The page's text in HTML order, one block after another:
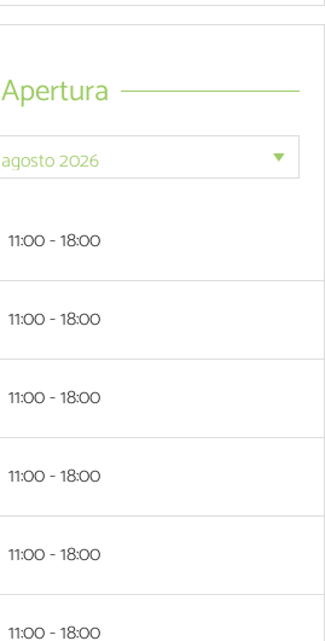
Apertura
11:00 - 18:00
11:00 - 18:00
11:00 - 18:00
11:00 - 18:00
11:00 - 18:00
11:00 - 18:00